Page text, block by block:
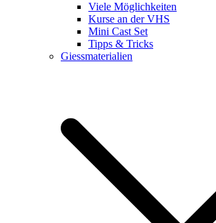
Viele Möglichkeiten
Kurse an der VHS
Mini Cast Set
Tipps & Tricks
Giessmaterialien